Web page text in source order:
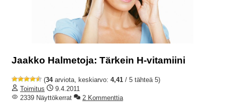
Jaakko Halmetoja: Tärkein H-vitamiini
(34arviota, keskiarvo: 4,41 / 5 tähteä 5)
Toimitus
9.4.2011
2339 Näyttökerrat
2 Kommenttia